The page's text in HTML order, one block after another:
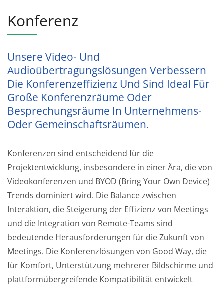
Konferenz
Unsere Video- Und
Audioübertragungslösungen Verbessern
Die Konferenzeffizienz Und Sind Ideal Für
Große Konferenzräume Oder
Besprechungsräume In Unternehmens-
Oder Gemeinschaftsräumen.
Konferenzen sind entscheidend für die
Projektentwicklung, insbesondere in einer Ära, die von
Videokonferenzen und BYOD (Bring Your Own Device)
Trends dominiert wird. Die Balance zwischen
Interaktion, die Steigerung der Effizienz von Meetings
und die Integration von Remote-Teams sind
bedeutende Herausforderungen für die Zukunft von
Meetings. Die Konferenzlösungen von Good Way, die
für Komfort, Unterstützung mehrerer Bildschirme und
plattformübergreifende Kompatibilität entwickelt